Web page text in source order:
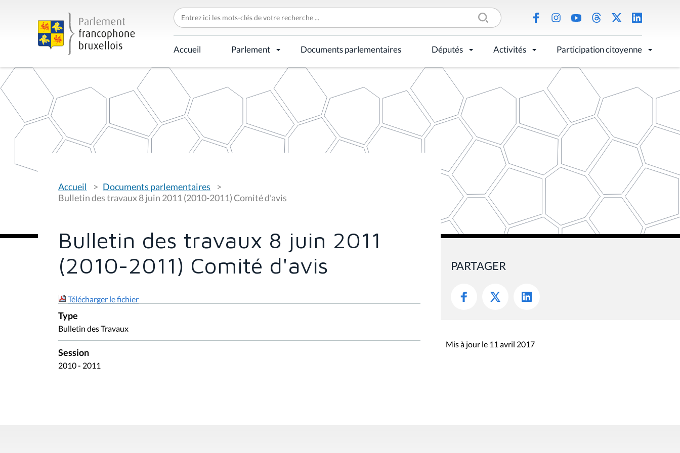
C
h
e
r
c
h
r
p
Accueil Parlement Documents parlementaires Députés Activités Participation citoyenne
o
u
s
s
:
Accueil
Documents parlementaires
Bulletin des travaux 8 juin 2011 (2010-2011) Comité d'avis
Bulletin des travaux 8 juin 2011
(2010-2011) Comité d'avis
Télécharger le fichier
Type
Bulletin des Travaux
Session
2010 - 2011
PARTAGER
Mis à jour le 11 avril 2017